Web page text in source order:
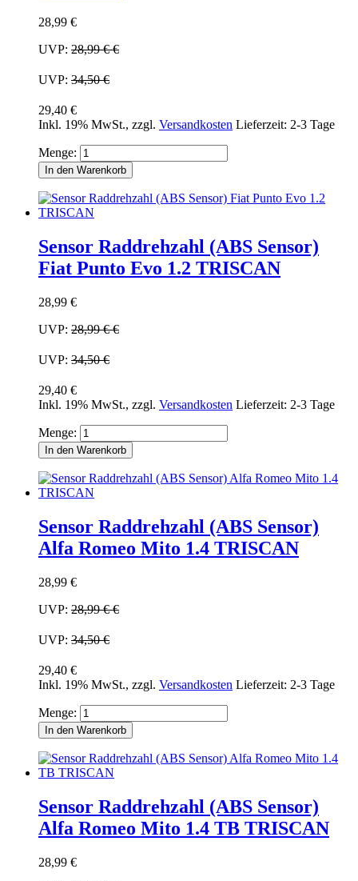
28,99 €
UVP: 28,99 €€
UVP: 34,50 €
29,40 €
Inkl. 19% MwSt., zzgl. Versandkosten Lieferzeit: 2-3 Tage
Menge:
In den Warenkorb
Sensor Raddrehzahl (ABS Sensor)
Fiat Punto Evo 1.2 TRISCAN
28,99 €
UVP: 28,99 €€
UVP: 34,50 €
29,40 €
Inkl. 19% MwSt., zzgl. Versandkosten Lieferzeit: 2-3 Tage
Menge:
In den Warenkorb
Sensor Raddrehzahl (ABS Sensor)
Alfa Romeo Mito 1.4 TRISCAN
28,99 €
UVP: 28,99 €€
UVP: 34,50 €
29,40 €
Inkl. 19% MwSt., zzgl. Versandkosten Lieferzeit: 2-3 Tage
Menge:
In den Warenkorb
Sensor Raddrehzahl (ABS Sensor)
Alfa Romeo Mito 1.4 TB TRISCAN
28,99 €